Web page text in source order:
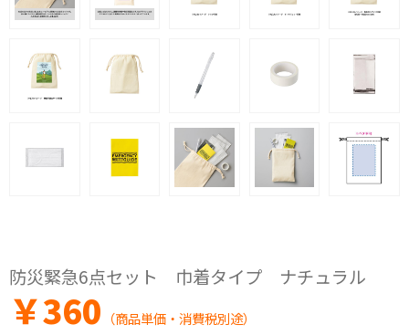
防災緊急6点セット 巾着タイプ ナチュラル
￥360 （商品単価・消費税別途）